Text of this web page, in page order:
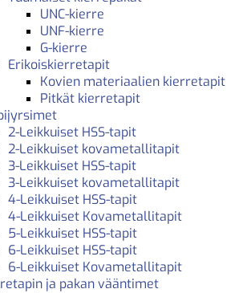
UNC-kierre
UNF-kierre
G-kierre
Erikoiskierretapit
Kovien materiaalien kierretapit
Pitkät kierretapit
2-Leikkuiset HSS-tapit
2-Leikkuiset kovametallitapit
3-Leikkuiset HSS-tapit
3-Leikkuiset kovametallitapit
4-Leikkuiset HSS-tapit
4-Leikkuiset Kovametallitapit
5-Leikkuiset HSS-tapit
6-Leikkuiset HSS-tapit
6-Leikkuiset Kovametallitapit
ja pakan vääntimet